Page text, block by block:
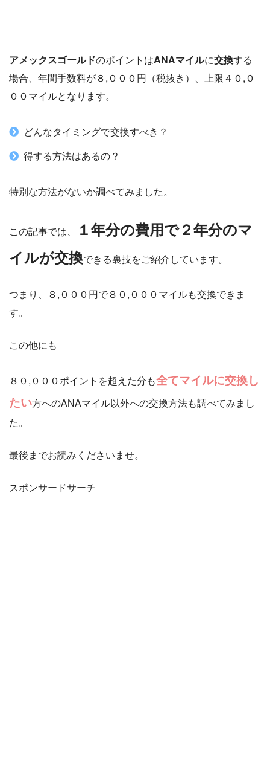
アメックスゴールドのポイントはANAマイルに交換する
場合、年間手数料が８,０００円（税抜き）、上限４０,０
００マイルとなります。
どんなタイミングで交換すべき？
得する方法はあるの？
特別な方法がないか調べてみました。
この記事では、
１年分の費用で２年分のマ
イルが交換できる裏技をご紹介しています。
つまり、８,０００円で８０,０００マイルも交換できま
す。
この他にも
８０,０００ポイントを超えた分も全てマイルに交換し
たい方へのANAマイル以外への交換方法も調べてみまし
た。
最後までお読みくださいませ。
スポンサードサーチ